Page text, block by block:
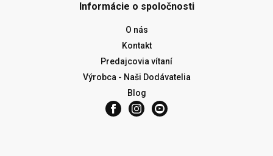
Informácie o spoločnosti
O nás
Kontakt
Predajcovia vítaní
Výrobca - Naši Dodávatelia
Blog